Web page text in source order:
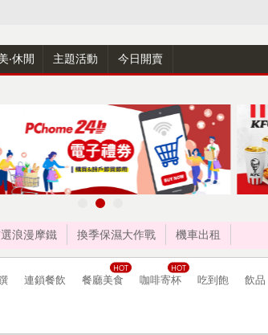
‧休閒 主題活動 今日開賣
浪漫摩鐵 換季保濕大作戰 機車出租
連鎖餐飲 餐廳美食 咖啡寄杯 吃到飽 飲品